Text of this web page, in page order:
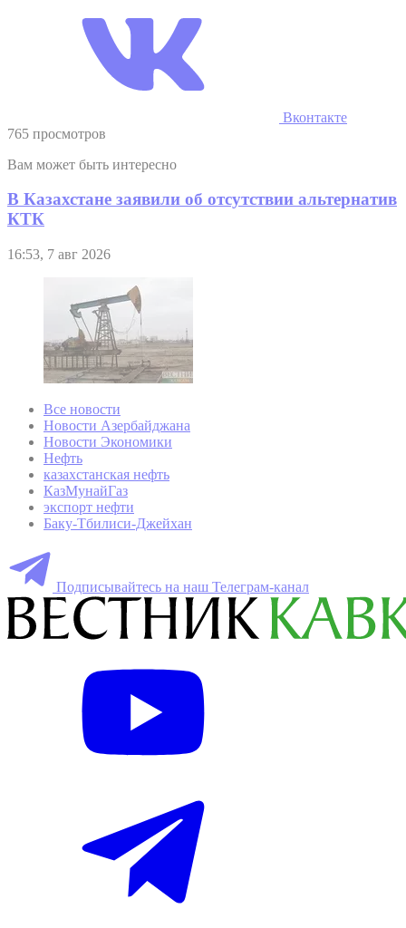
Вконтакте
765 просмотров
Вам может быть интересно
В Казахстане заявили об отсутствии альтернатив
КТК
16:53, 7 авг 2026
Все новости
Новости Азербайджана
Новости Экономики
Нефть
казахстанская нефть
КазМунайГаз
экспорт нефти
Баку-Тбилиси-Джейхан
Подписывайтесь на наш Телеграм-канал